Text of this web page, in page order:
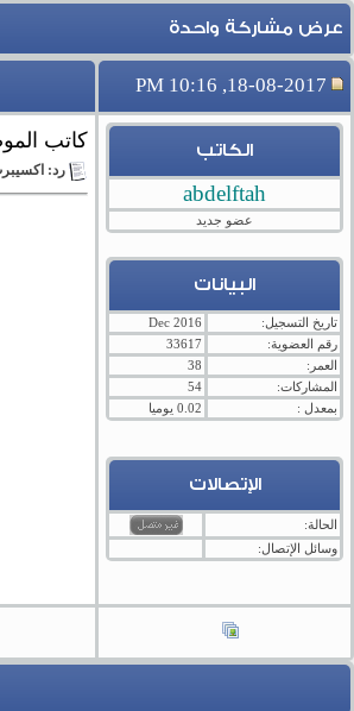
عرض مشاركة واحدة
18-08-2017, 10:16 PM
الكاتب
abdelftah
عضو جديد
البيانات
تاريخ التسجيل:
Dec 2016
رقم العضوية:
33617
العمر:
38
المشاركات:
54
بمعدل :
0.02 يوميا
الإتصالات
الحالة:
وسائل الإتصال:
كاتب
رد: